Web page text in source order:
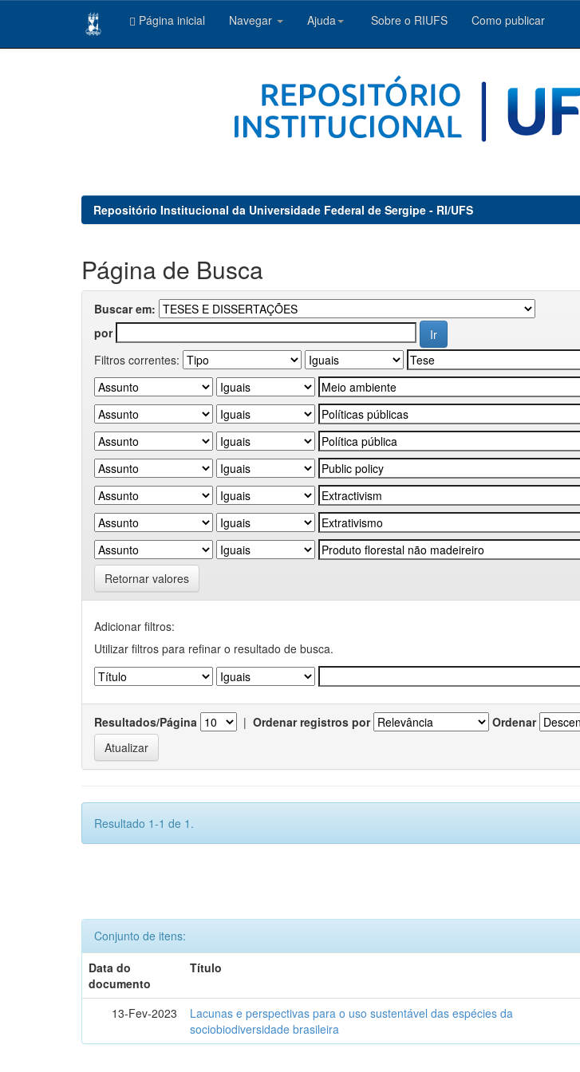
Página inicial Navegar Ajuda Sobre o RIUFS Como publicar
Repositório Institucional da Universidade Federal de Sergipe - RI/UFS
Página de Busca
Buscar em:
por
Filtros correntes:
Retornar valores
Adicionar filtros:
Utilizar filtros para refinar o resultado de busca.
Resultados/Página | Ordenar registros por Ordenar
Resultado 1-1 de 1.
Conjunto de itens:
Data do
documento
Título
13-Fev-2023
Lacunas e perspectivas para o uso sustentável das espécies da
sociobiodiversidade brasileira